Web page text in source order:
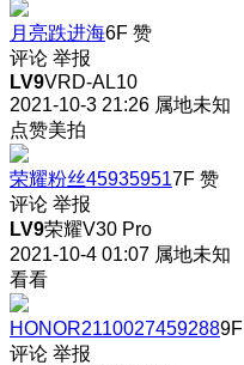
月亮跌进海6F 赞
评论 举报
LV9VRD-AL10
2021-10-3 21:26 属地未知
点赞美拍
荣耀粉丝459359517F 赞
评论 举报
LV9荣耀V30 Pro
2021-10-4 01:07 属地未知
看看
HONOR21100274592889F
评论 举报